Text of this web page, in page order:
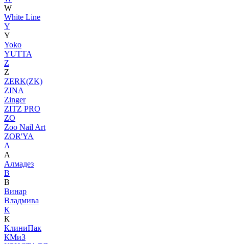
W
White Line
Y
Y
Yoko
YUTTA
Z
Z
ZERK(ZK)
ZINA
Zinger
ZITZ PRO
ZO
Zoo Nail Art
ZOR'YA
А
А
Алмадез
В
В
Винар
Владмива
К
К
КлиниПак
КМиЗ